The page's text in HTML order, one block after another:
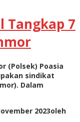
Tangkap 7
(Polsek) Poasia
sindikat
Dalam
2023oleh